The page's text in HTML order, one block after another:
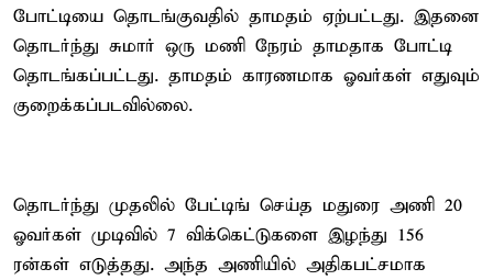
போட்டியை தொடங்குவதில் தாமதம் ஏற்பட்டது. இதனை
தொடர்ந்து சுமார் ஒரு மணி நேரம் தாமதாக போட்டி
தொடங்கப்பட்டது. தாமதம் காரணமாக ஓவர்கள் எதுவும்
குறைக்கப்படவில்லை.
தொடர்ந்து முதலில் பேட்டிங் செய்த மதுரை அணி 20
ஓவர்கள் முடிவில் 7 விக்கெட்டுகளை இழந்து 156
ரன்கள் எடுத்தது. அந்த அணியில் அதிகபட்சமாக